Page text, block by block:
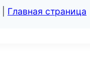
Главная страница